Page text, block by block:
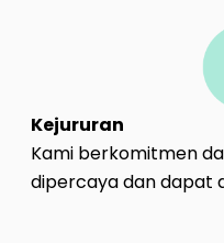
Kejururan
Kami berkomitmen
dipercaya dan dapat